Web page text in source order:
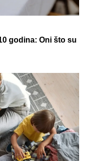
godina: Oni što su